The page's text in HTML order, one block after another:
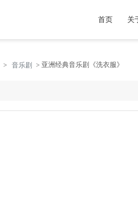
首页 关
音乐剧 亚洲经典音乐剧《洗衣服》